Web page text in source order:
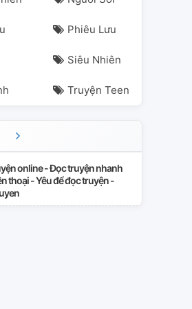
Phiêu Lưu
Siêu Nhiên
Truyện Teen
online - Đọc truyện nhanh
thoại - Yêu để đọc truyện -